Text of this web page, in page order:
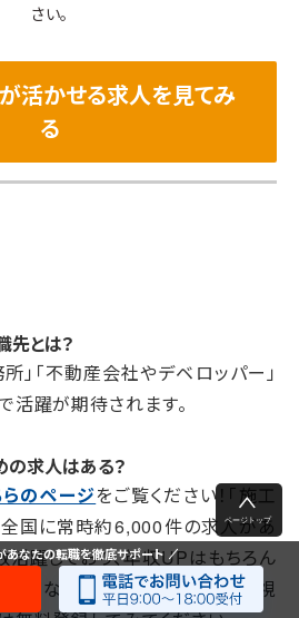
さい。
活かせる求人を見てみ
る
先とは？
」「不動産会社やデベロッパー」
活躍が期待されます。
の求人はある？
らのページをご覧ください！「施工
国に常時約6,000件の求人があ
活躍しており、年収UPはもちろん
業少なめ」など働きやすさを重視
あなたの転職を徹底サポート